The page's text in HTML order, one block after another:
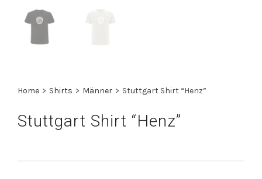
Home > Shirts > Männer > Stuttgart Shirt “Henz”
Stuttgart Shirt “Henz”